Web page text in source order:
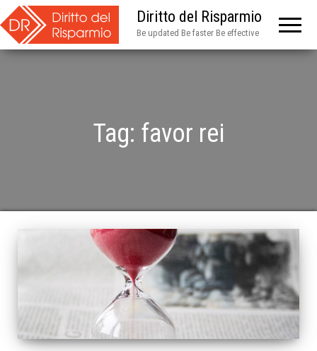
Diritto del Risparmio
Be updated Be faster Be effective
Tag: favor rei